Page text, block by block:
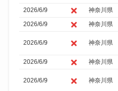
2026/6/9
神奈川県
2026/6/9
神奈川県
2026/6/9 神奈川県
2026/6/9
神奈川県
2026/6/9 神奈川県